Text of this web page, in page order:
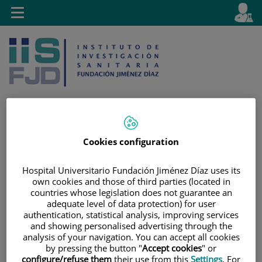
Saltar al contenido
contenido
idioma
activo
es
Toggle
navigation
Cookies configuration
Hospital Universitario Fundación Jiménez Díaz uses its
own cookies and those of third parties (located in
countries whose legislation does not guarantee an
adequate level of data protection) for user
authentication, statistical analysis, improving services
and showing personalised advertising through the
analysis of your navigation. You can accept all cookies
by pressing the button "Accept cookies" or
configure/refuse them their use from this Settings. For